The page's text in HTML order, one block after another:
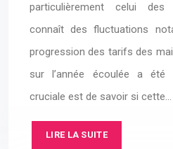
particulièrement celui des
connaît des fluctuations
progression des tarifs des
sur l’année écoulée a été
cruciale est de savoir si cette…
LIRE LA SUITE